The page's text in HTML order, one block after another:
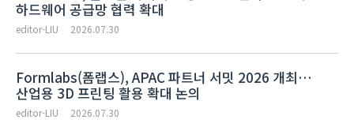
하드웨어 공급망 협력 확대
editor-LIU 2026.07.30
Formlabs(폼랩스), APAC 파트너 서밋 2026 개최…
산업용 3D 프린팅 활용 확대 논의
editor-LIU 2026.07.30